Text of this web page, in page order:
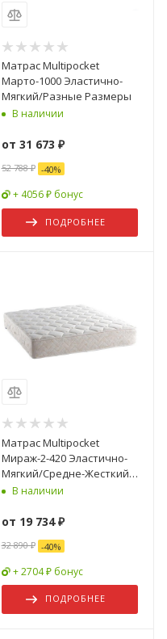
Матрас Multipocket
Марто-1000 Эластично-
Мягкий/Разные Размеры
В наличии
от 31 673 ₽
52 788 ₽ -40%
+ 4056 ₽ бонус
ПОДРОБНЕЕ
Матрас Multipocket
Мираж-2-420 Эластично-
Мягкий/Средне-Жесткий/
Разные Размеры
В наличии
от 19 734 ₽
32 890 ₽ -40%
+ 2704 ₽ бонус
ПОДРОБНЕЕ